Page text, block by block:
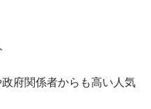
府関係者からも高い人気